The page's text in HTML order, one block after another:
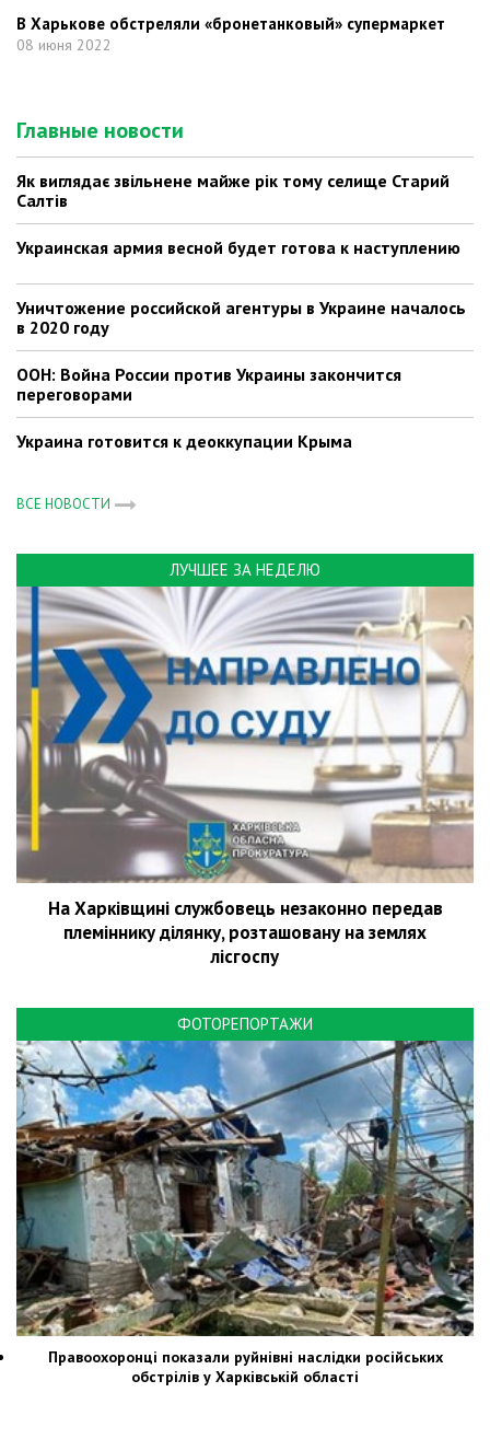
В Харькове обстреляли «бронетанковый» супермаркет
08 июня 2022
Главные новости
Як виглядає звільнене майже рік тому селище Старий
Салтів
Украинская армия весной будет готова к наступлению
Уничтожение российской агентуры в Украине началось
в 2020 году
ООН: Война России против Украины закончится
переговорами
Украина готовится к деоккупации Крыма
ВСЕ НОВОСТИ
ЛУЧШЕЕ ЗА НЕДЕЛЮ
На Харківщині службовець незаконно передав
племіннику ділянку, розташовану на землях
лісгоспу
ФОТОРЕПОРТАЖИ
Правоохоронці показали руйнівні наслідки російських
обстрілів у Харківській області